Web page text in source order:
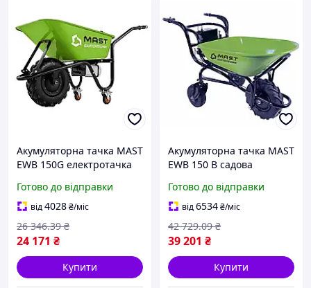
Акумуляторна тачка MAST
EWB 150G електротачка
вантажопідйомність 150
кг корито 75 л
Готово до відправки
від4028₴/міс
24 171 ₴
26 346.39 ₴
Купити
Акумуляторна тачка MAST
EWB 150 B садова
вантажопідйомність для
перевезення сипучих
матеріалів
Готово до відправки
від6534₴/міс
39 201 ₴
42 729.09 ₴
Купити